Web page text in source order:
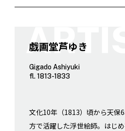
戯画堂芦ゆき
Gigado Ashiyuki
fl. 1813-1833
文化10年（1813）頃から天保
方で活躍した浮世絵師。はじ